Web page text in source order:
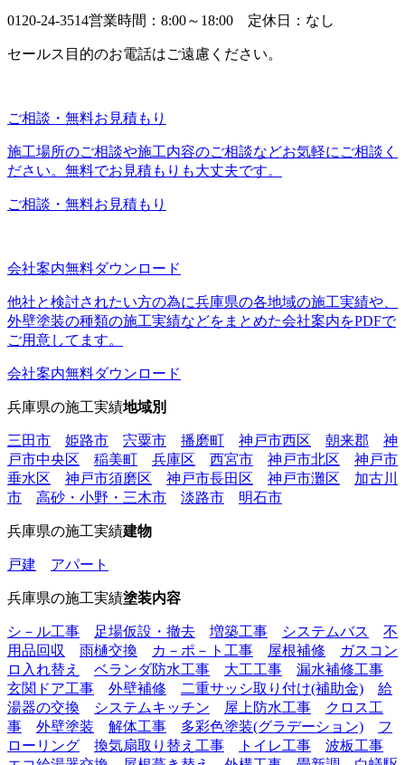
0120-24-3514営業時間：8:00～18:00 定休日：なし
セールス目的のお電話はご遠慮ください。
ご相談・無料お見積もり
施工場所のご相談や施工内容のご相談などお気軽にご相談く
ださい。無料でお見積もりも大丈夫です。
ご相談・無料お見積もり
会社案内無料ダウンロード
他社と検討されたい方の為に兵庫県の各地域の施工実績や、
外壁塗装の種類の施工実績などをまとめた会社案内をPDFで
ご用意してます。
会社案内無料ダウンロード
兵庫県の施工実績地域別
三田市 姫路市 宍粟市 播磨町 神戸市西区 朝来郡
神
戸市中央区
稲美町 兵庫区 西宮市 神戸市北区
神戸市
垂水区
神戸市須磨区 神戸市長田区 神戸市灘区
加古川
市
高砂・小野・三木市 淡路市 明石市
兵庫県の施工実績建物
戸建 アパート
兵庫県の施工実績塗装内容
シ－ル工事 足場仮設・撤去 増築工事 システムバス
不
用品回収
雨樋交換 カ－ポ－ト工事 屋根補修
ガスコン
ロ入れ替え
ベランダ防水工事 大工工事
漏水補修工事
玄関ドア工事
外壁補修 二重サッシ取り付け(補助金)
給
湯器の交換
システムキッチン 屋上防水工事
クロス工
事
外壁塗装 解体工事 多彩色塗装(グラデーション)
フ
ローリング
換気扇取り替え工事 トイレ工事
波板工事